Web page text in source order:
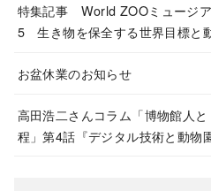
特集記事 World ZOOミュージ
5 生き物を保全する世界目標と
お盆休業のお知らせ
高田浩二さんコラム「博物館人
程」第4話『デジタル技術と動物